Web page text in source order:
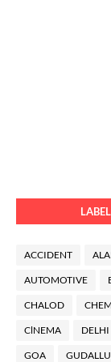
ACCIDENT
AUTOMOTIVE
CHALOD
ClNEMA DELHI
GOA